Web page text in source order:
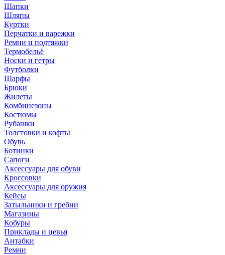
Шапки
Шляпы
Куртки
Перчатки и варежки
Ремни и подтяжки
Термобельё
Носки и гетры
Футболки
Шарфы
Брюки
Жилеты
Комбинезоны
Костюмы
Рубашки
Толстовки и кофты
Обувь
Ботинки
Сапоги
Аксессуары для обуви
Кроссовки
Аксессуары для оружия
Кейсы
Затыльники и гребни
Магазины
Кобуры
Приклады и цевья
Антабки
Ремни